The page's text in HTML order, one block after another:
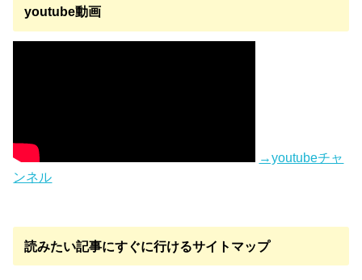
youtube動画
→youtubeチャ
ンネル
読みたい記事にすぐに行けるサイトマップ